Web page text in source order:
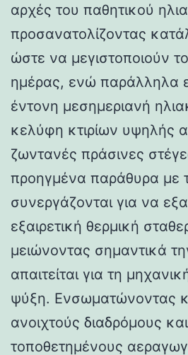
αρχές του παθητικού
προσανατολίζοντας
ώστε να μεγιστοποιούν
ημέρας, ενώ παράλληλα
έντονη μεσημεριανή
κελύφη κτιρίων υψηλής
ζωντανές πράσινες
προηγμένα παράθυρα με
συνεργάζονται για να
εξαιρετική θερμική
μειώνοντας σημαντικά
απαιτείται για τη
ψύξη. Ενσωματώνοντας
ανοιχτούς διαδρόμους
τοποθετημένους